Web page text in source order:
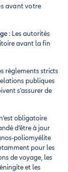
avant votre
: Les autorités
avant la fin
règlements stricts
publiques
s'assurer de
obligatoire
d’être à jour
poliomyélite
pour les
de voyage, les
et les